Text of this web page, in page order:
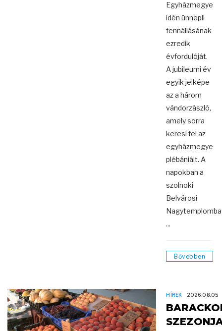
Egyházmegye
idén ünnepli
fennállásának
ezredik
évfordulóját.
A jubileumi év
egyik jelképe
az a három
vándorzászló,
amely sorra
keresi fel az
egyházmegye
plébániáit. A
napokban a
szolnoki
Belvárosi
Nagytemplomba
...
Bővebben
HÍREK 2026.08.05